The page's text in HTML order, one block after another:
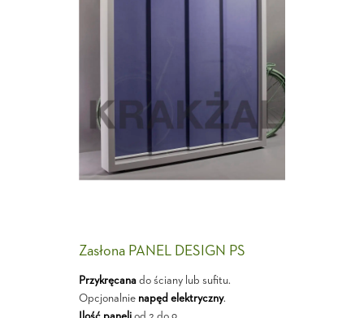
Zasłona PANEL DESIGN PS
Przykręcanado ściany lub sufitu.
Opcjonalnie napęd elektryczny.